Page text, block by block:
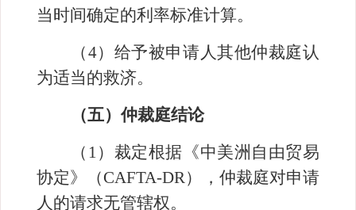
当时间确定的利率标准计算。
（4）给予被申请人其他仲裁庭认
为适当的救济。
（五）仲裁庭结论
（ 1）裁定根据《中美洲自由贸易
协定》（CAFTA-DR），仲裁庭对申请
人的请求无管辖权。